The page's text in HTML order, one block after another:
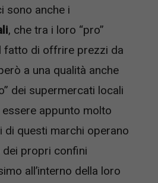
sono anche i
, che tra i loro “pro”
fatto di offrire prezzi da
a una qualità anche
dei supermercati locali
appunto molto
di questi marchi operano
dei propri confini
all’interno della loro